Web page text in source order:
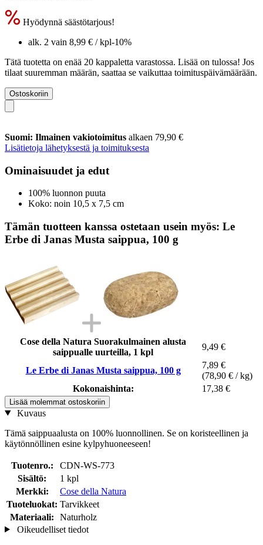
Hyödynnä säästötarjous!
alk. 2 vain 8,99 € / kpl-10%
Tätä tuotetta on enää 20 kappaletta varastossa. Lisää on tulossa! Jos
tilaat suuremman määrän, saattaa se vaikuttaa toimituspäivämäärään.
Ostoskoriin
Suomi: Ilmainen vakiotoimitus alkaen 79,90 €
Lisätietoja lähetyksestä ja toimituksesta
Ominaisuudet ja edut
100% luonnon puuta
Koko: noin 10,5 x 7,5 cm
Tämän tuotteen kanssa ostetaan usein myös: Le
Erbe di Janas Musta saippua, 100 g
Cose della Natura Suorakulmainen alusta
saippualle uurteilla, 1 kpl
9,49 €
Le Erbe di Janas Musta saippua, 100 g
7,89 €
(78,90 € / kg)
Kokonaishinta:
17,38 €
Lisää molemmat ostoskoriin
Kuvaus
Tämä saippuaalusta on 100% luonnollinen. Se on koristeellinen ja
käytönnöllinen esine kylpyhuoneeseen!
Tuotenro.:
CDN-WS-773
Sisältö:
1 kpl
Merkki:
Cose della Natura
Tuoteluokat: Tarvikkeet
Materiaali:
Naturholz
Oikeudelliset tiedot